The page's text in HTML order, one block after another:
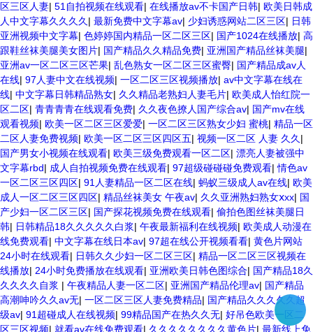
区三区人妻| 51自拍视频在线观看| 在线播放av不卡国产日韩| 欧美日韩成
人中文字幕久久久久 | 最新免费中文字幕av| 少妇诱惑网站二区三区| 日韩
亚洲视频中文字幕| 色婷婷国内精品一区二区三区| 国产1024在线播放| 高
跟鞋丝袜美腿美女图片| 国产精品久久精品免费| 亚洲国产精品丝袜美腿|
亚洲av一区二区三区芒果| 乱色熟女一区二区三区蜜臀| 国产精品成av人
在线| 97人妻中文在线视频| 一区二区三区视频播放| av中文字幕在线在
线| 中文字幕日韩精品熟女| 久久精品老熟妇人妻毛片| 欧美成人怡红院一
区二区| 青青青青在线观看免费| 久久夜色撩人国产综合av| 国产mv在线
观看视频| 欧美一区二区三区爱爱| 一区二区三区熟女少妇 蜜桃| 精品一区
二区人妻免费视频| 欧美一区二区三区四区五| 视频一区二区 人妻 久久 |
国产男女小视频在线观看| 欧美三级免费观看一区二区| 漂亮人妻被强中
文字幕rbd| 成人自拍视频免费在线观看| 97超级碰碰碰免费观看|情色av
一区二区三区四区| 91人妻精品一区二区在线| 蚂蚁三级成人av在线| 欧美
成人一区二区三区四区| 精品丝袜美女 午夜av| 久久亚洲熟妇熟女ⅹxx| 国
产少妇一区二区三区| 国产探花视频免费在线观看| 偷拍色图丝袜美腿日
韩| 日韩精品18久久久久久白浆| 午夜最新福利在线视频| 欧美成人动漫在
线免费观看| 中文字幕在线日本av| 97超在线公开视频看看| 黄色片网站
24小时在线观看| 日韩久久少妇一区二区三区| 精品一区二区三区视频在
线播放| 24小时免费播放在线观看| 亚洲欧美日韩色图综合| 国产精品18久
久久久久自浆 | 午夜精品人妻一区二区| 亚洲国产精品伦理av| 国产精品
高潮呻吟久久av无| 一区二区三区人妻免费精品| 国产精品久久久久久超
级av| 91超碰成人在线视频| 99精品国产在热久久无| 好吊色欧美一区二
区三区视频| 就看av在线免费观看| 久久久久久久久久黄色片| 最新线上免